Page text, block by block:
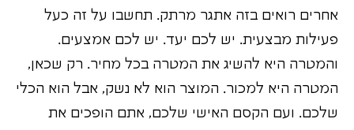
אחרים רואים בזה אתגר מרתק. תחשבו על זה כעל
פעילות מבצעית. יש לכם יעד. יש לכם אמצעים.
והמטרה היא להשיג את המטרה בכל מחיר. רק שכאן,
המטרה היא למכור. המוצר הוא לא נשק, אבל הוא הכלי
שלכם. ועם הקסם האישי שלכם, אתם הופכים את